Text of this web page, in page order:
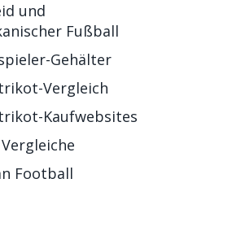
und
Fußball
Gehälter
Vergleich
Kaufwebsites
Football